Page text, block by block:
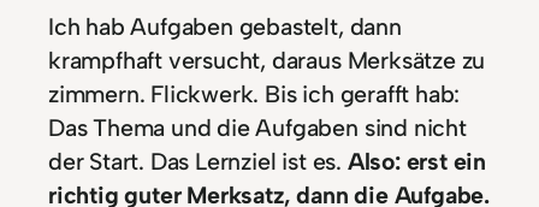
Ich hab Aufgaben gebastelt, dann
krampfhaft versucht, daraus Merksätze zu
zimmern. Flickwerk. Bis ich gerafft hab:
Das Thema und die Aufgaben sind nicht
der Start. Das Lernziel ist es. Also: erst ein
richtig guter Merksatz, dann die Aufgabe.